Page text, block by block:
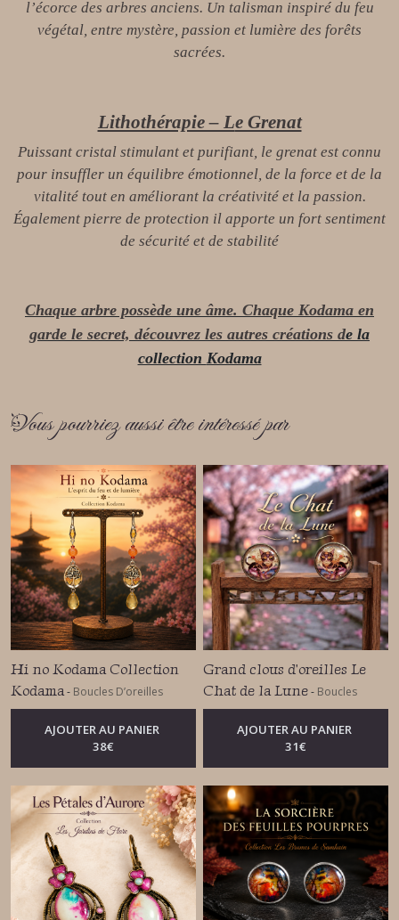
l’écorce des arbres anciens. Un talisman inspiré du feu
végétal, entre mystère, passion et lumière des forêts
sacrées.
Lithothérapie – Le Grenat
Puissant cristal stimulant et purifiant, le grenat est connu
pour insuffler un équilibre émotionnel, de la force et de la
vitalité tout en améliorant la créativité et la passion.
Également pierre de protection il apporte un fort sentiment
de sécurité et de stabilité
Chaque arbre possède une âme. Chaque Kodama en
garde le secret, découvrez les autres créations de la
collection Kodama
Vous pourriez aussi être intéressé par
Hi no Kodama Collection
Kodama- Boucles D’oreilles
Fantasy – Légendes Ancestrales
AJOUTER AU PANIER
38€
Grand clous d'oreilles Le
Chat de la Lune- Boucles
D’oreilles Fantasy – Légendes
AncestralesAJOUTER AU PANIER
31€